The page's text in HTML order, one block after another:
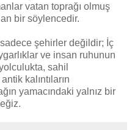
vatan toprağı olmuş
bir söylencedir.
sadece şehirler değildir; İç
ve insan ruhunun
sahil
kalıntıların
yamacındaki yalnız bir